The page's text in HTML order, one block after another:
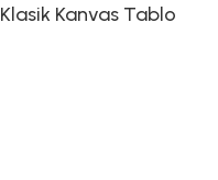
Kanvas Tablo